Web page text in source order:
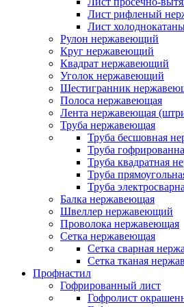
Лист рифленый
Лист
Рулон нержавеющий
Круг нержавеющий
Квадрат нержавеющий
Уголок нержавеющий
Шестигранник
Полоса нержавеющая
Лента нержавеющая
Труба нержавеющая
Труба бесшовная
Труба
Труба квадратная
Труба
Труба
Балка нержавеющая
Швеллер нержавеющий
Проволока нержавеющая
Сетка нержавеющая
Сетка сварная
Сетка тканая
Профнастил
Гофрированный лист
Гофролист